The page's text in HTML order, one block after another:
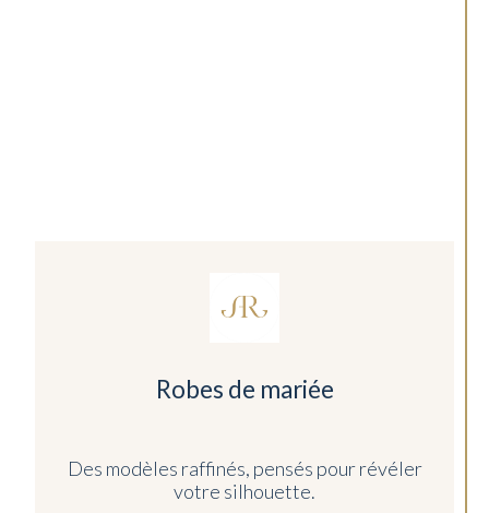
Robes de mariée
Des modèles raffinés, pensés pour révéler
votre silhouette.